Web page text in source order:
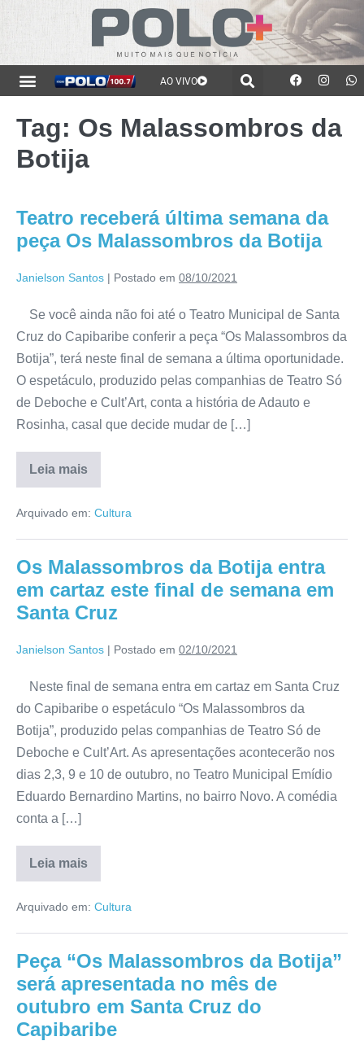
AO VIVO
Tag: Os Malassombros da
Botija
Teatro receberá última semana da
peça Os Malassombros da Botija
Janielson Santos | Postado em 08/10/2021
Se você ainda não foi até o Teatro Municipal de Santa
Cruz do Capibaribe conferir a peça “Os Malassombros da
Botija”, terá neste final de semana a última oportunidade.
O espetáculo, produzido pelas companhias de Teatro Só
de Deboche e Cult’Art, conta a história de Adauto e
Rosinha, casal que decide mudar de […]
Leia mais
Arquivado em: Cultura
Os Malassombros da Botija entra
em cartaz este final de semana em
Santa Cruz
Janielson Santos | Postado em 02/10/2021
Neste final de semana entra em cartaz em Santa Cruz
do Capibaribe o espetáculo “Os Malassombros da
Botija”, produzido pelas companhias de Teatro Só de
Deboche e Cult’Art. As apresentações acontecerão nos
dias 2,3, 9 e 10 de outubro, no Teatro Municipal Emídio
Eduardo Bernardino Martins, no bairro Novo. A comédia
conta a […]
Leia mais
Arquivado em: Cultura
Peça “Os Malassombros da Botija”
será apresentada no mês de
outubro em Santa Cruz do
Capibaribe